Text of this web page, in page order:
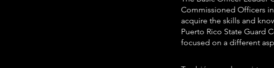
Commissioned Officers
acquire the skills and
Puerto Rico State Guard
focused on a different